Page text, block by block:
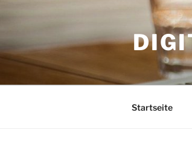
Startseite